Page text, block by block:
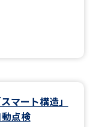
説
マート構造」
点検